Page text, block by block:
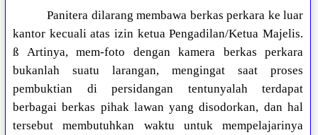
Panitera dilarang membawa berkas perkara ke luar
kantor kecuali atas izin ketua Pengadilan/Ketua Majelis.
ß Artinya, mem-foto dengan kamera berkas perkara
bukanlah suatu larangan, mengingat saat proses
pembuktian di persidangan tentunyalah terdapat
berbagai berkas pihak lawan yang disodorkan, dan hal
tersebut membutuhkan waktu untuk mempelajarinya